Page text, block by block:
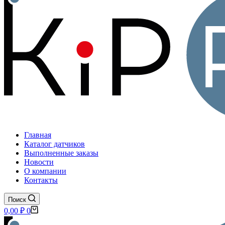
Главная
Каталог датчиков
Выполненные заказы
Новости
О компании
Контакты
Поиск
Корзина
0,00 ₽ 0